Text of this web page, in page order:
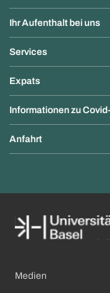
Ihr Aufenthalt bei uns
Services
Expats
Informationen zu
Anfahrt
Medien